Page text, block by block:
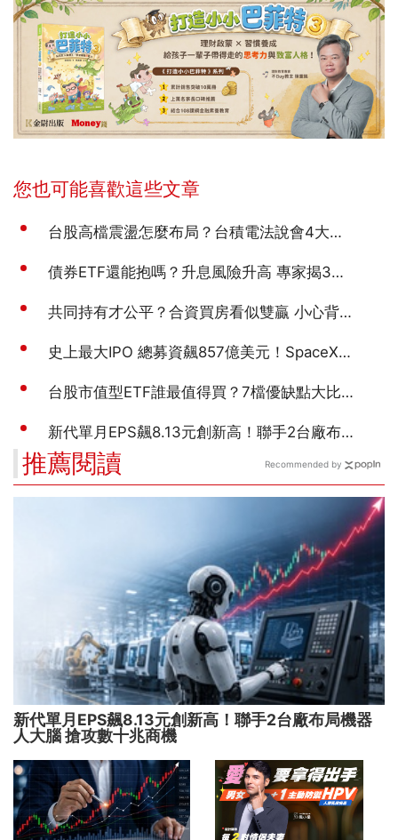
推薦閱讀
新代單月EPS飆8.13元創新高！聯手2台廠布局機器
人大腦 搶攻數十兆商機
Recommended by